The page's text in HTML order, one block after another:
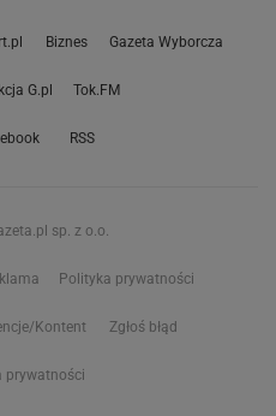
Biznes Gazeta Wyborcza
G.pl Tok.FM
RSS
sp. z o.o.
Polityka prywatności
Kontent Zgłoś błąd
prywatności